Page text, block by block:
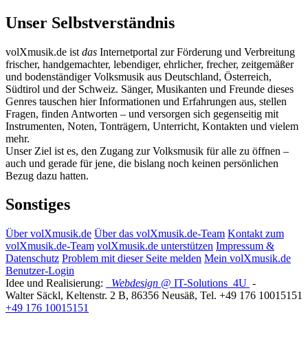
Unser Selbstverständnis
volXmusik.de ist das Internetportal zur Förderung und Verbreitung
frischer, handgemachter, lebendiger, ehrlicher, frecher, zeitgemäßer
und bodenständiger Volksmusik aus Deutschland, Österreich,
Südtirol und der Schweiz. Sänger, Musikanten und Freunde dieses
Genres tauschen hier Informationen und Erfahrungen aus, stellen
Fragen, finden Antworten – und versorgen sich gegenseitig mit
Instrumenten, Noten, Tonträgern, Unterricht, Kontakten und vielem
mehr.
Unser Ziel ist es, den Zugang zur Volksmusik für alle zu öffnen –
auch und gerade für jene, die bislang noch keinen persönlichen
Bezug dazu hatten.
Sonstiges
Über volXmusik.de Über das volXmusik.de-Team Kontakt zum
volXmusik.de-Team volXmusik.de unterstützen Impressum &
Datenschutz Problem mit dieser Seite melden Mein volXmusik.de
Benutzer-Login
Idee und Realisierung:
Webdesign @ IT-Solutions 4U -
Walter Säckl, Keltenstr. 2 B, 86356 Neusäß, Tel. +49 176 10015151
+49 176 10015151